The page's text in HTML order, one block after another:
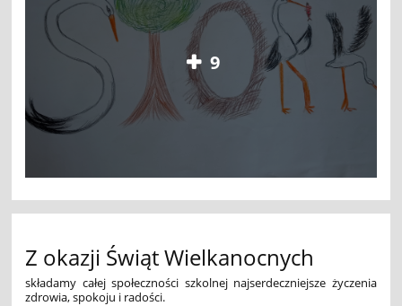
9
Z okazji Świąt Wielkanocnych
składamy całej społeczności szkolnej najserdeczniejsze życzenia
zdrowia, spokoju i radości.